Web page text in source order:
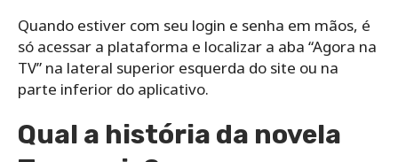
Quando estiver com seu login e senha em mãos, é
só acessar a plataforma e localizar a aba “Agora na
TV” na lateral superior esquerda do site ou na
parte inferior do aplicativo.
Qual a história da novela